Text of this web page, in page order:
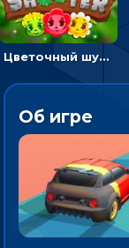
Цветочный шутер: стрелять пчелками по цветам
Об игре